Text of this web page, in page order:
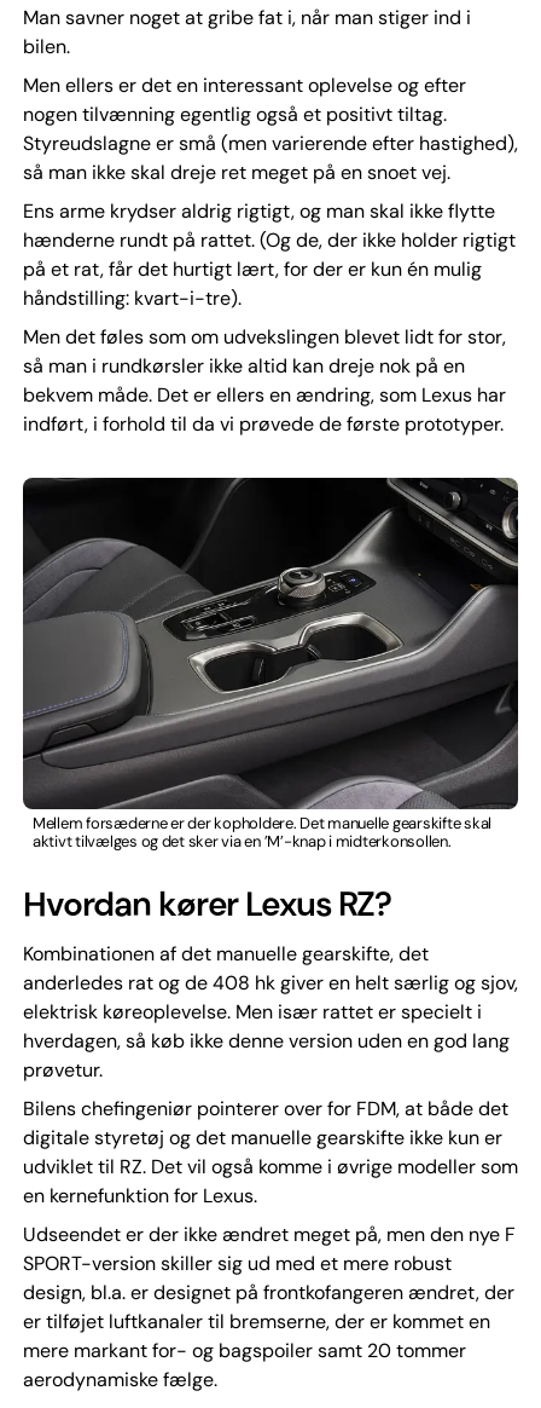
Man savner noget at gribe fat i, når man stiger ind i
bilen.
Men ellers er det en interessant oplevelse og efter
nogen tilvænning egentlig også et positivt tiltag.
Styreudslagne er små (men varierende efter hastighed),
så man ikke skal dreje ret meget på en snoet vej.
Ens arme krydser aldrig rigtigt, og man skal ikke flytte
hænderne rundt på rattet. (Og de, der ikke holder rigtigt
på et rat, får det hurtigt lært, for der er kun én mulig
håndstilling: kvart-i-tre).
Men det føles som om udvekslingen blevet lidt for stor,
så man i rundkørsler ikke altid kan dreje nok på en
bekvem måde. Det er ellers en ændring, som Lexus har
indført, i forhold til da vi prøvede de første prototyper.
Mellem forsæderne er der kopholdere. Det manuelle gearskifte skal
aktivt tilvælges og det sker via en ’M’-knap i midterkonsollen.
Hvordan kører Lexus RZ?
Kombinationen af det manuelle gearskifte, det
anderledes rat og de 408 hk giver en helt særlig og sjov,
elektrisk køreoplevelse. Men især rattet er specielt i
hverdagen, så køb ikke denne version uden en god lang
prøvetur.
Bilens chefingeniør pointerer over for FDM, at både det
digitale styretøj og det manuelle gearskifte ikke kun er
udviklet til RZ. Det vil også komme i øvrige modeller som
en kernefunktion for Lexus.
Udseendet er der ikke ændret meget på, men den nye F
SPORT-version skiller sig ud med et mere robust
design, bl.a. er designet på frontkofangeren ændret, der
er tilføjet luftkanaler til bremserne, der er kommet en
mere markant for- og bagspoiler samt 20 tommer
aerodynamiske fælge.